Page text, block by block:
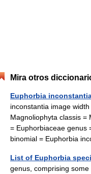
Mira otros
Euphorbia
inconstantia image
Magnoliophyta classis =
= Euphorbiaceae genus
binomial = Euphorbia
List of Euphorbia
genus, comprising